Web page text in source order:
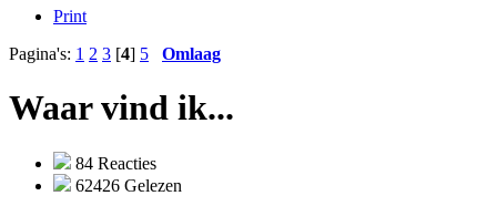
Print
Pagina's: 1 2 3 [4] 5 Omlaag
Waar vind ik...
84 Reacties
62426 Gelezen